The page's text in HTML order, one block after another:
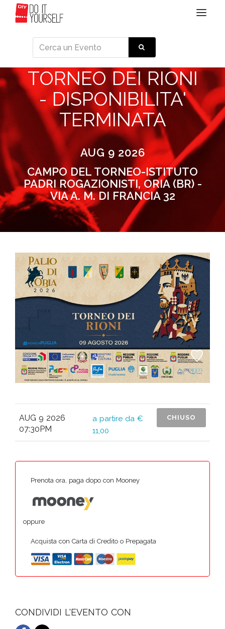
Toggle
TORNEO DEI RIONI
- DISPONIBILITA'
TERMINATA
AUG 9 2026
CAMPO DEL TORNEO-ISTITUTO
PADRI ROGAZIONISTI, ORIA (BR) -
VIA A. M. DI FRANCIA 32
AUG 9 2026
07:30PM
a partire da €
11,00
CHIUSO
Prenota ora, paga dopo con Mooney
oppure
Acquista con Carta di Credito o Prepagata
CONDIVIDI L'EVENTO CON